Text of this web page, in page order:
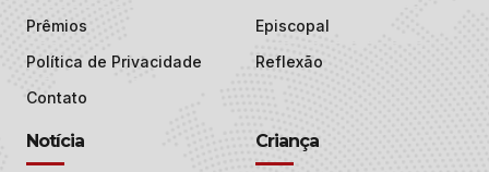
Prêmios
Política de Privacidade
Contato
Episcopal
Reflexão
Notícia Criança